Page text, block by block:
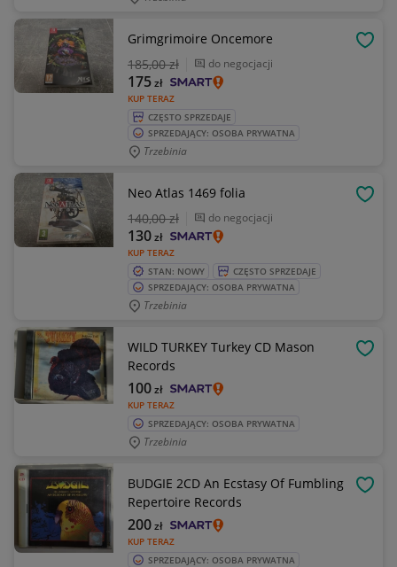
Grimgrimoire Oncemore
185,00 zł do negocjacji
KUP TERAZ
175zł
CZĘSTO SPRZEDAJE
SPRZEDAJĄCY: OSOBA PRYWATNA
Trzebinia
Neo Atlas 1469 folia
140,00 zł do negocjacji
KUP TERAZ
130zł
STAN: NOWY
CZĘSTO SPRZEDAJE
SPRZEDAJĄCY: OSOBA PRYWATNA
Trzebinia
WILD TURKEY Turkey CD Mason
Records
KUP TERAZ
100zł
SPRZEDAJĄCY: OSOBA PRYWATNA
Trzebinia
BUDGIE 2CD An Ecstasy Of Fumbling
Repertoire Records
KUP TERAZ
200zł
SPRZEDAJĄCY: OSOBA PRYWATNA